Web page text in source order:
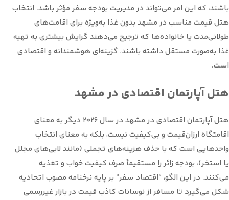
باشند، که این امر می‌تواند در مدیریت بودجه سفر مؤثر باشد. انتخاب
هتل قیمت مناسب در مشهد بدون غذا به‌ویژه برای اقامت‌های
طولانی‌مدت یا خانواده‌ها که ترجیح می‌دهند گرایش بیشتری به تهیه
غذا به‌صورت مستقل داشته باشند، گزینه‌ای هوشمندانه و اقتصادی
است.
هتل آپارتمان اقتصادی در مشهد
هتل آپارتمان اقتصادی در مشهد در سال ۲۰۲۶ دیگر به معنای
اقامتگاه ارزان‌قیمت و بی‌کیفیت نیست، بلکه به معنای انتخاب
واحدهایی است که با حذف هزینه‌های تجملی (مانند لابی‌های مجلل
یا استخر)، بودجه زائر را مستقیماً صرف کیفیت خواب و تغذیه
می‌کنند. در این الگو، “اقتصاد سفر” بر پایه نرخنامه مصوب اتحادیه
شکل می‌گیرد تا مسافر از نوسانات کاذب قیمت در بازار غیررسمی